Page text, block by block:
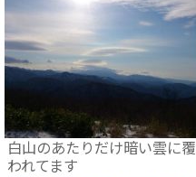
白山のあたりだけ暗い雲に覆
われてます